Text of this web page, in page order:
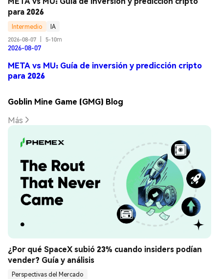
para 2026
Intermedio
IA
2026-08-07
5-10m
2026-08-07
META vs MU: Guía de inversión y predicción cripto
para 2026
Goblin Mine Game (GMG) Blog
Más
¿Por qué SpaceX subió 23% cuando insiders podían
vender? Guía y análisis
Perspectivas del Mercado